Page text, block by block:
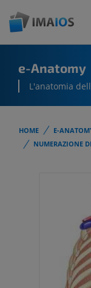
e-Anatomy
L'anatomia
HOME E-
NUMERAZIONE